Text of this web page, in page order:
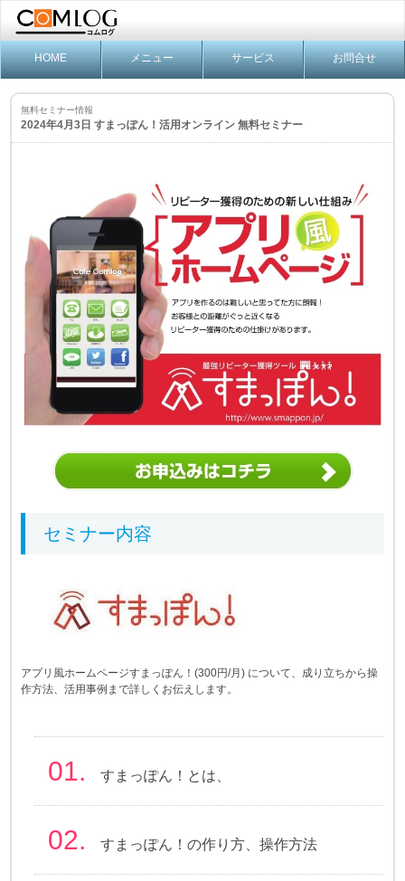
HOME メニュー サービス お問合せ
無料セミナー情報
2024年4月3日 すまっぽん！活用オンライン 無料セミナー
セミナー内容
アプリ風ホームページすまっぽん！(300円/月) について、成り立ちから操
作方法、活用事例まで詳しくお伝えします。
01. すまっぽん！とは、
02. すまっぽん！の作り方、操作方法